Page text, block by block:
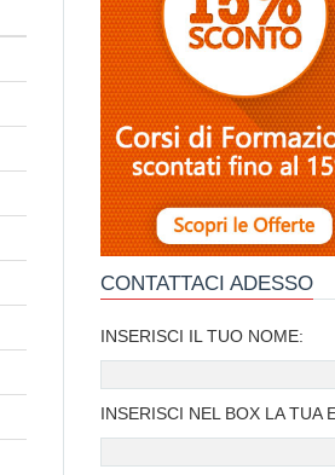
CONTATTACI ADESSO
INSERISCI IL TUO NOME:
INSERISCI NEL BOX LA TUA